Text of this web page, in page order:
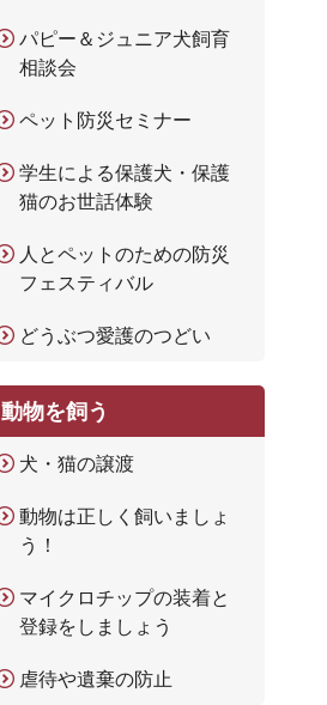
パピー＆ジュニア犬飼育
相談会
ペット防災セミナー
学生による保護犬・保護
猫のお世話体験
人とペットのための防災
フェスティバル
どうぶつ愛護のつどい
動物を飼う
犬・猫の譲渡
動物は正しく飼いましょ
う！
マイクロチップの装着と
登録をしましょう
虐待や遺棄の防止